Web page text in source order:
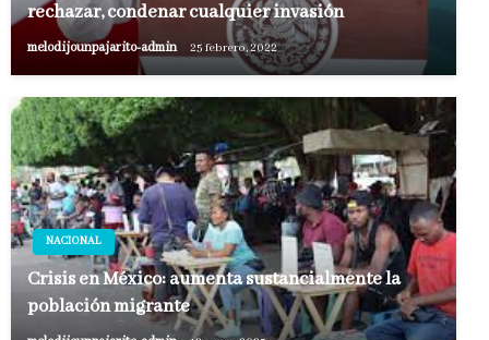
rechazar, condenar cualquier invasión
melodijounpajarito-admin 25 febrero, 2022
NACIONAL
Crisis en México: aumenta sustancialmente la
población migrante